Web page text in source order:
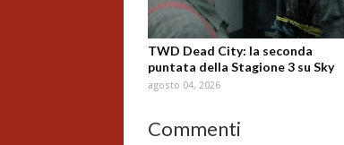
TWD Dead City: la seconda
puntata della Stagione 3 su Sky
agosto 04, 2026
Commenti